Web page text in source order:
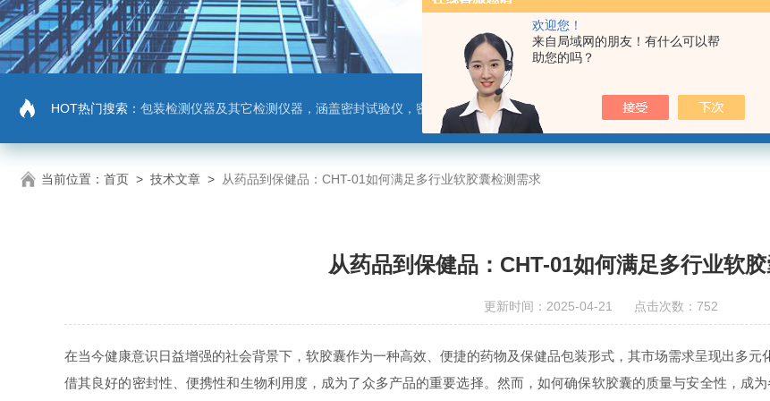
欢迎您！
来自局域网的朋友！有什么可以帮
助您的吗？
HOT热门搜索： 包装检测仪器及其它检测仪器，涵盖密封试验仪，密封与泄漏强度测试仪，拉力机，抗压机，热封试验仪，摩擦系数仪，剥离力测试仪，医药包装检测仪，冲击试验仪，安瓿瓶折断力测试仪，垂直度偏差测试仪，扭矩仪，手
当前位置： 首页 > 技术文章 > 从药品到保健品：CHT-01如何满足多行业软胶囊检测需求
从药品到保健品：CHT-01如何满足多行业软
更新时间：2025-04-21 点击次数：752
在当今健康意识日益增强的社会背景下，软胶囊作为一种高效、便捷的药物及保健品包装形式，其市场需求呈现出多
借其良好的密封性、便携性和生物利用度，成为了众多产品的重要选择。然而，如何确保软胶囊的质量与安全性，成